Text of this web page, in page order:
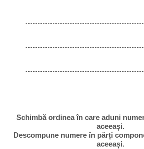
Schimbă ordinea în care aduni
aceeași.
Descompune numere în părți
aceeași.